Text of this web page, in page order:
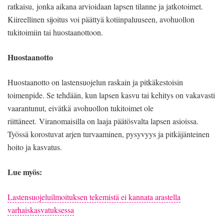
ratkaisu, jonka aikana arvioidaan lapsen tilanne ja jatkotoimet.
Kiireellinen sijoitus voi päättyä kotiinpaluuseen, avohuollon
tukitoimiin tai huostaanottoon.
Huostaanotto
Huostaanotto on lastensuojelun raskain ja pitkäkestoisin
toimenpide. Se tehdään, kun lapsen kasvu tai kehitys on vakavasti
vaarantunut, eivätkä avohuollon tukitoimet ole
riittäneet. Viranomaisilla on laaja päätösvalta lapsen asioissa.
Työssä korostuvat arjen turvaaminen, pysyvyys ja pitkäjänteinen
hoito ja kasvatus.
Lue myös:
Lastensuojeluilmoituksen tekemistä ei kannata arastella
varhaiskasvatuksessa